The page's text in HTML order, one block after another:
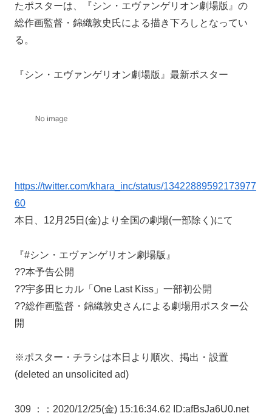
たポスターは、『シン・エヴァンゲリオン劇場版』の
総作画監督・錦織敦史氏による描き下ろしとなってい
る。
『シン・エヴァンゲリオン劇場版』最新ポスター
https://twitter.com/khara_inc/status/13422889592173977
60
本日、12月25日(金)より全国の劇場(一部除く)にて
『#シン・エヴァンゲリオン劇場版』
??本予告公開
??宇多田ヒカル「One Last Kiss」一部初公開
??総作画監督・錦織敦史さんによる劇場用ポスター公
開
※ポスター・チラシは本日より順次、掲出・設置
(deleted an unsolicited ad)
309 ： ：2020/12/25(金) 15:16:34.62 ID:afBsJa6U0.net